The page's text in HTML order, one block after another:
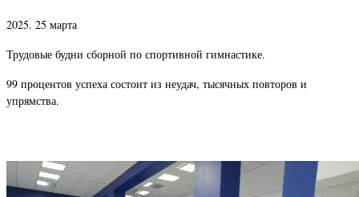
2025. 25 марта
Трудовые будни сборной по спортивной гимнастике.
99 процентов успеха состоит из неудач, тысячных повторов и
упрямства.